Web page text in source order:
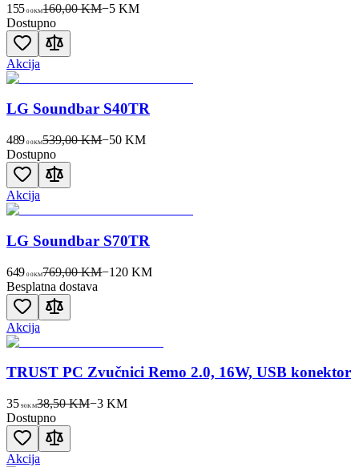
155 00KM160,00 KM−5 KM
Dostupno
Akcija
LG Soundbar S40TR
489 00KM539,00 KM−50 KM
Dostupno
Akcija
LG Soundbar S70TR
649 00KM769,00 KM−120 KM
Besplatna dostava
Akcija
TRUST PC Zvučnici Remo 2.0, 16W, USB konektor
35 90KM38,50 KM−3KM
Dostupno
Akcija